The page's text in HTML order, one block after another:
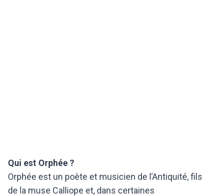
Qui est Orphée ?
Orphée est un poète et musicien de l’Antiquité, fils
de la muse Calliope et, dans certaines